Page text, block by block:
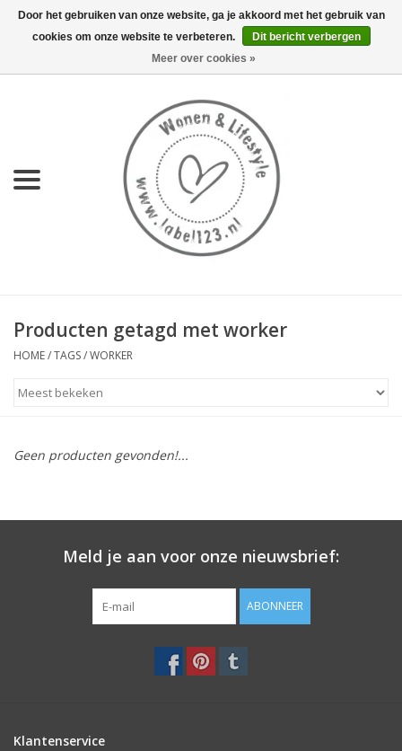
0 Artikelen - €0,00
KEUKEN
LIFESTYLE
MEUBELS
Producten getagd met worker
HOME/TAGS/WORKER
Geen producten gevonden!...
Meld je aan voor onze nieuwsbrief:
ABONNEER
Klantenservice
Door het gebruiken van onze website, ga je akkoord met het gebruik van
cookies om onze website te verbeteren.
Dit bericht verbergen
Meer over cookies »